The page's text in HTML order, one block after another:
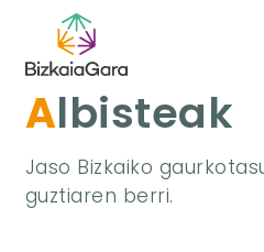
Albisteak
Jaso Bizkaiko
guztiaren berri.